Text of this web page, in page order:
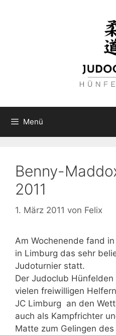
Menü
Benny-
2011
1. März 2011 von Felix
Am Wochenende fand
in Limburg das sehr
Judoturnier statt.
Der Judoclub
vielen freiwilligen
JC Limburg an den
auch als Kampfrichter
Matte zum Gelingen